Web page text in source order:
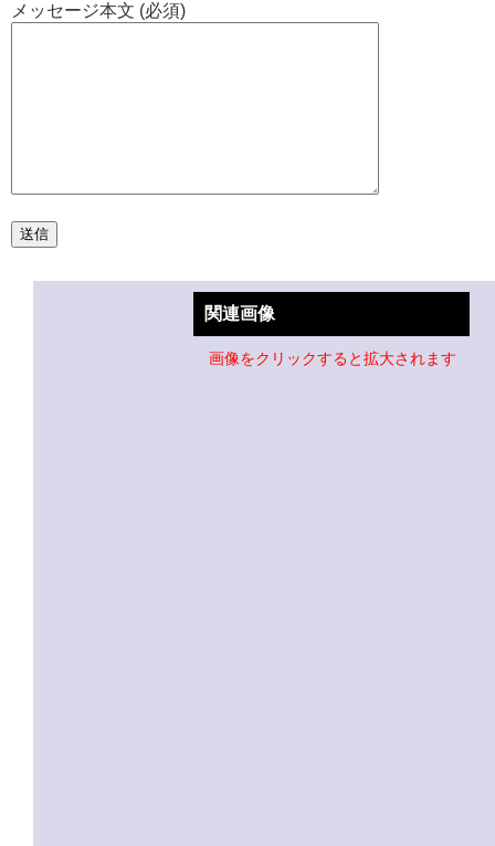
メッセージ本文 (必須)
関連画像
画像をクリックすると拡大されます